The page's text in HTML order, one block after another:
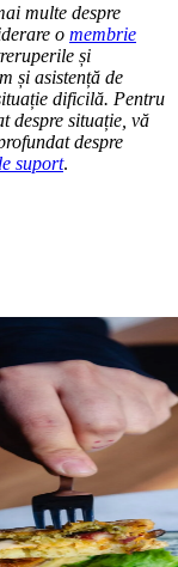
multe despre
o membrie
și
și asistență de
dificilă. Pentru
despre situație, vă
despre
suport.